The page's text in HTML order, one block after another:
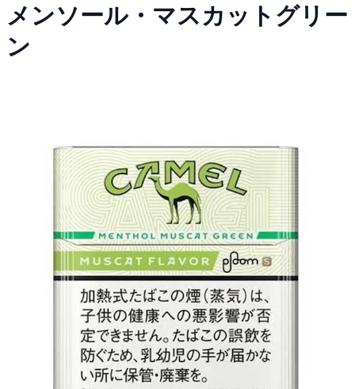
メンソール・マスカットグリー
ン